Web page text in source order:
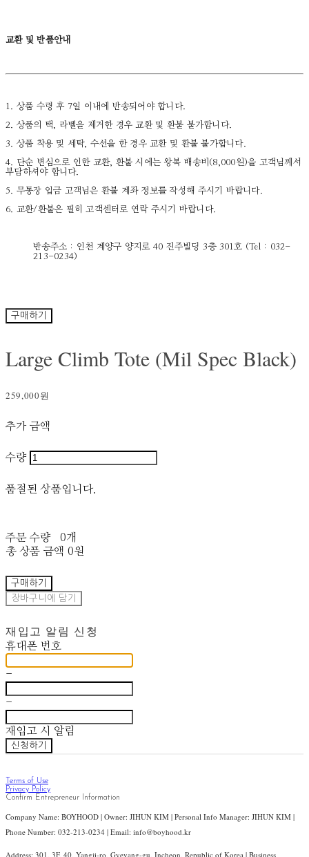
교환 및 반품안내
1. 상품 수령 후 7일 이내에 반송되어야 합니다.
2. 상품의 택, 라벨을 제거한 경우 교환 및 환불 불가합니다.
3. 상품 착용 및 세탁, 수선을 한 경우 교환 및 환불 불가합니다.
4. 단순 변심으로 인한 교환, 환불 시에는 왕복 배송비(8,000원)을 고객님께서
부담하셔야 합니다.
5. 무통장 입금 고객님은 환불 계좌 정보를 작성해 주시기 바랍니다.
6. 교환/환불은 필히 고객센터로 연락 주시기 바랍니다.
반송주소 : 인천 계양구 양지로 40 진주빌딩 3층 301호 (Tel : 032-
213-0234)
구매하기
Large Climb Tote (Mil Spec Black)
259,000원
추가 금액
수량
품절된 상품입니다.
주문 수량
0개
총 상품 금액 0원
구매하기
장바구니에 담기
재입고 알림 신청
휴대폰 번호
-
-
재입고 시 알림
신청하기
Terms of Use
Privacy Policy
Confirm Entrepreneur Information
Company Name: BOYHOOD | Owner: JIHUN KIM | Personal Info Manager: JIHUN KIM |
Phone Number: 032-213-0234 | Email: info@boyhood.kr
Address: 301, 3F, 40, Yangji-ro, Gyeyang-gu, Incheon, Republic of Korea | Business